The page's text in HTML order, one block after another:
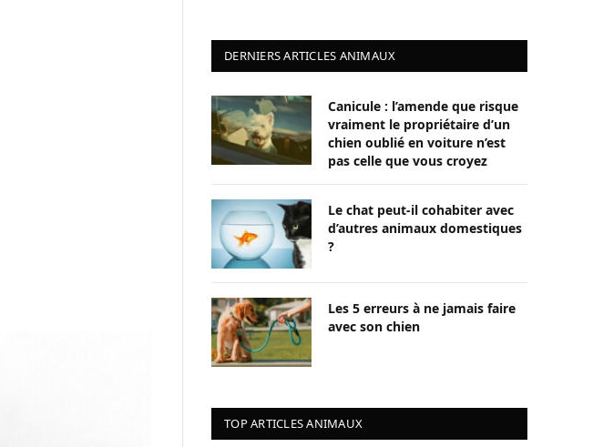
DERNIERS ARTICLES ANIMAUX
Canicule : l’amende que risque
vraiment le propriétaire d’un
chien oublié en voiture n’est
pas celle que vous croyez
Le chat peut-il cohabiter avec
d’autres animaux domestiques
?
Les 5 erreurs à ne jamais faire
avec son chien
TOP ARTICLES ANIMAUX